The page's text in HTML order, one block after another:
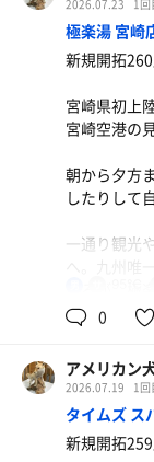
ランチタ
ニュータ
なかった
水
2026.07.23 1回
極楽湯 宮崎
新規開拓
宮崎県初上陸
宮崎空港の
朝から夕方
したりして
一通り観光
へ。九州唯
なのだそう。
極楽湯は店
キが多いイ
らサ活へ。
入ってすぐ
0
アメリカン
2026.07.19 1回
タイムズ ス
新規開拓